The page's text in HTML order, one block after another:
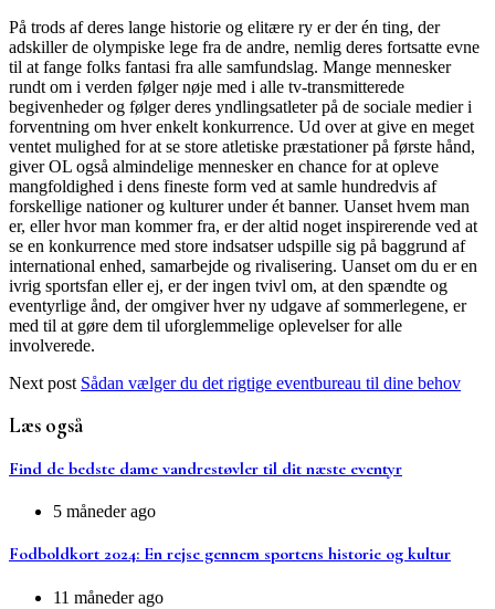
På trods af deres lange historie og elitære ry er der én ting, der
adskiller de olympiske lege fra de andre, nemlig deres fortsatte evne
til at fange folks fantasi fra alle samfundslag. Mange mennesker
rundt om i verden følger nøje med i alle tv-transmitterede
begivenheder og følger deres yndlingsatleter på de sociale medier i
forventning om hver enkelt konkurrence. Ud over at give en meget
ventet mulighed for at se store atletiske præstationer på første hånd,
giver OL også almindelige mennesker en chance for at opleve
mangfoldighed i dens fineste form ved at samle hundredvis af
forskellige nationer og kulturer under ét banner. Uanset hvem man
er, eller hvor man kommer fra, er der altid noget inspirerende ved at
se en konkurrence med store indsatser udspille sig på baggrund af
international enhed, samarbejde og rivalisering. Uanset om du er en
ivrig sportsfan eller ej, er der ingen tvivl om, at den spændte og
eventyrlige ånd, der omgiver hver ny udgave af sommerlegene, er
med til at gøre dem til uforglemmelige oplevelser for alle
involverede.
Next post Sådan vælger du det rigtige eventbureau til dine behov
Læs også
Find de bedste dame vandrestøvler til dit næste eventyr
5 måneder ago
Fodboldkort 2024: En rejse gennem sportens historie og kultur
11 måneder ago